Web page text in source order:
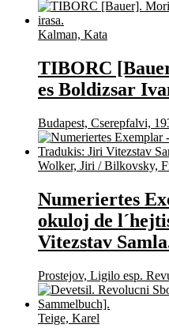
Kalman, Kata
TIBORC
es Boldizsar
Budapest, Cserepfalvi,
Wolker, Jiri / Bilkovsky,
Numeriertes
okuloj de
Vitezstav
Prostejov, Ligilo esp.
Teige, Karel